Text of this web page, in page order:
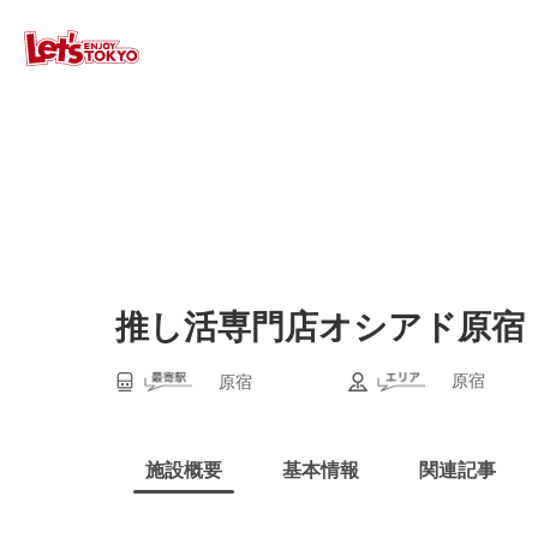
推し活専門店オシアド原宿
原宿 原宿
施設概要 基本情報 関連記事